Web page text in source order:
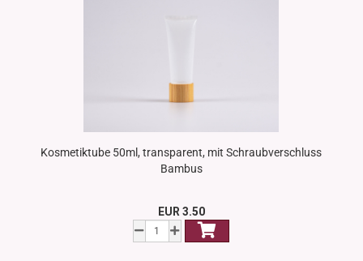
Kosmetiktube 50ml, transparent, mit Schraubverschluss
Bambus
EUR 3.50